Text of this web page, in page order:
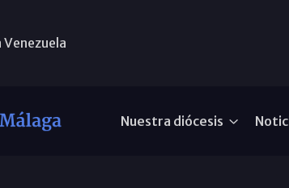
Venezuela
Nuestra diócesis